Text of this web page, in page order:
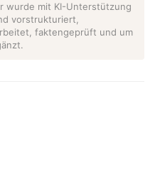
wurde mit KI-Unterstützung
vorstrukturiert,
faktengeprüft und um